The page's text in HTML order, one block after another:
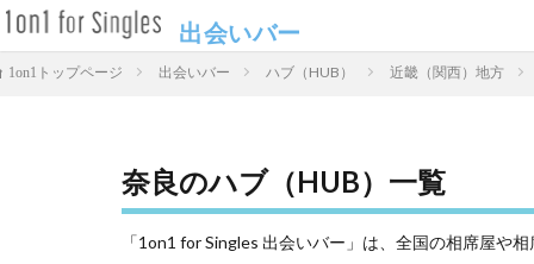
出会いバー
1on1トップページ 出会いバー ハブ（HUB） 近畿（関西）地方
奈良のハブ（HUB）一覧
「1on1 for Singles 出会いバー」は、全国の相席屋や